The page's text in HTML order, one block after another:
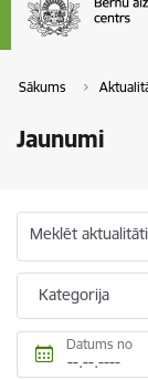
Sākums
Jaunumi
Meklēt aktualitāti
Kategorija
Datums no